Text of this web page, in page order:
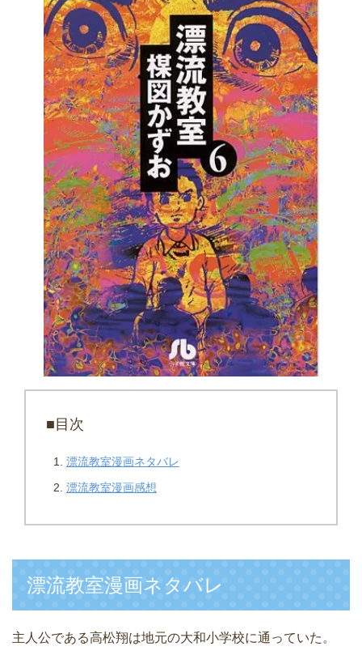
■目次
漂流教室漫画ネタバレ
漂流教室漫画感想
漂流教室漫画ネタバレ
主人公である高松翔は地元の大和小学校に通っていた。